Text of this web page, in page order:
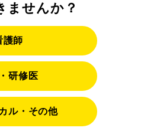
ませんか？
護師
研修医
ル・その他